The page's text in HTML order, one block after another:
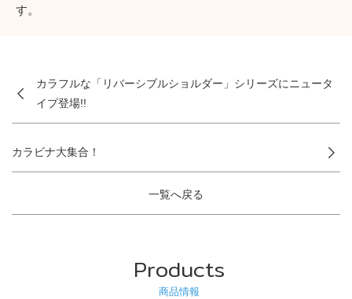
す。
カラフルな「リバーシブルショルダー」シリーズにニュータ
イプ登場!!
一覧へ戻る
カラビナ大集合！
Products
商品情報